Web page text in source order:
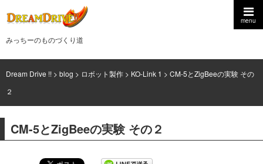
menu
みっちーのものづくり道
Dream Drive !! > blog > ロボット製作 > KO-Link 1 > CM-5とZigBeeの実験 その
２
CM-5とZigBeeの実験 その２